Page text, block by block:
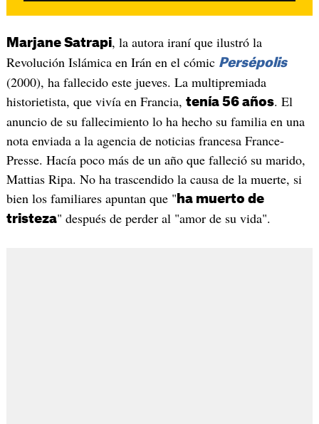
Marjane Satrapi, la autora iraní que ilustró la
Revolución Islámica en Irán en el cómic Persépolis
(2000), ha fallecido este jueves. La multipremiada
historietista, que vivía en Francia, tenía 56 años. El
anuncio de su fallecimiento lo ha hecho su familia en una
nota enviada a la agencia de noticias francesa France-
Presse. Hacía poco más de un año que falleció su marido,
Mattias Ripa. No ha trascendido la causa de la muerte, si
bien los familiares apuntan que " ha muerto de
tristeza" después de perder al "amor de su vida".